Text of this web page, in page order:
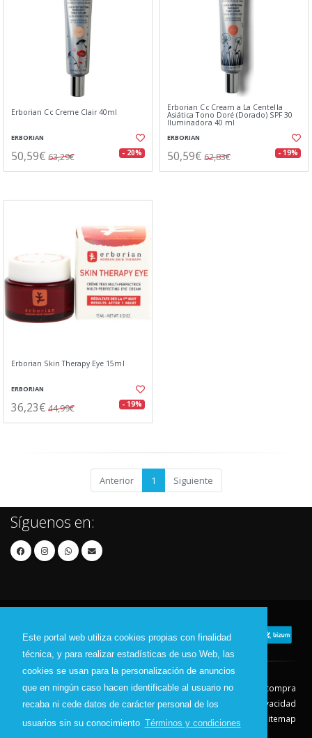
Este portal web utiliza cookies propias con finalidad
técnica, y para realizar estadísticas de uso Web, las
cookies se usan para la personalización de anuncios
que en ningún caso hacen identificable al usuario no
recaba ni cede datos de carácter personal de los
usuarios sin su conocimiento Términos y condiciones
Erborian Cc Creme Clair 40ml
ERBORIAN
50,59€ 63,29€ - 20%
Erborian Cc Cream a La Centella
Asiática Tono Doré (Dorado) SPF 30
Iluminadora 40 ml
ERBORIAN
50,59€ 62,83€ - 19%
Erborian Skin Therapy Eye 15ml
ERBORIAN
36,23€ 44,99€ - 19%
Anterior 1 Siguiente
Síguenos en:
Contacto Aviso Legal
Condiciones de compra
Política de envíos
Política de devolución
Política de Privacidad
Política de Cookies
Sitemap